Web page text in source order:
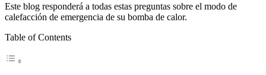
Este blog responderá a todas estas preguntas sobre el modo de
calefacción de emergencia de su bomba de calor.
Table of Contents